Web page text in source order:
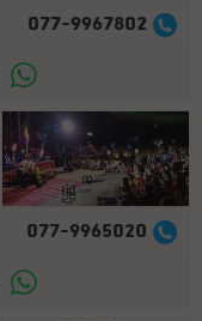
077-9967802
077-9965020